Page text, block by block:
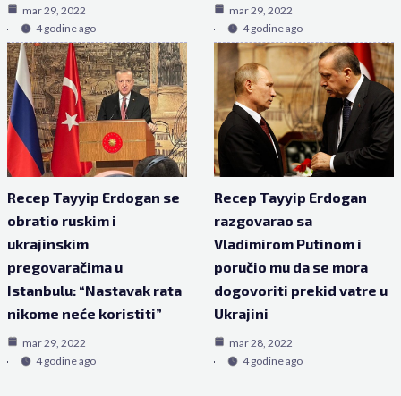
mar 29, 2022
4 godine ago
mar 29, 2022
4 godine ago
Recep Tayyip Erdogan se
obratio ruskim i
ukrajinskim
pregovaračima u
Istanbulu: “Nastavak rata
nikome neće koristiti”
mar 29, 2022
4 godine ago
Recep Tayyip Erdogan
razgovarao sa
Vladimirom Putinom i
poručio mu da se mora
dogovoriti prekid vatre u
Ukrajini
mar 28, 2022
4 godine ago